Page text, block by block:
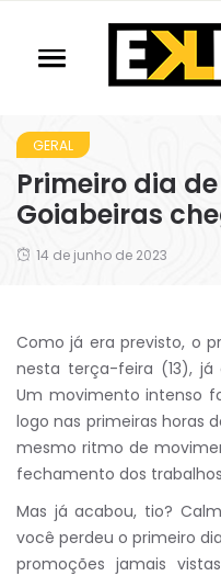
GERAL
Primeiro dia
Goiabeiras
14 de junho de 2023
Como já era previsto, o
nesta terça-feira (13), já
Um movimento intenso
logo nas primeiras horas
mesmo ritmo de
fechamento dos
Mas já acabou, tio?
você perdeu o primeiro
promoções jamais